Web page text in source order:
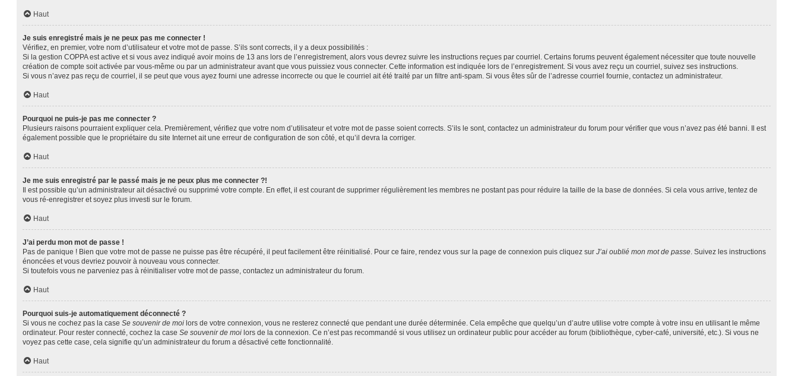
Haut
Je suis enregistré mais je ne peux pas me connecter !
Vérifiez, en premier, votre nom d’utilisateur et votre mot de passe. S’ils sont corrects, il y a deux possibilités :
Si la gestion COPPA est active et si vous avez indiqué avoir moins de 13 ans lors de l’enregistrement, alors vous devrez suivre les instructions reçues par courriel. Certains forums peuvent également nécessiter que toute nouvelle
création de compte soit activée par vous-même ou par un administrateur avant que vous puissiez vous connecter. Cette information est indiquée lors de l’enregistrement. Si vous avez reçu un courriel, suivez ses instructions.
Si vous n’avez pas reçu de courriel, il se peut que vous ayez fourni une adresse incorrecte ou que le courriel ait été traité par un filtre anti-spam. Si vous êtes sûr de l’adresse courriel fournie, contactez un administrateur.
Haut
Pourquoi ne puis-je pas me connecter ?
Plusieurs raisons pourraient expliquer cela. Premièrement, vérifiez que votre nom d’utilisateur et votre mot de passe soient corrects. S’ils le sont, contactez un administrateur du forum pour vérifier que vous n’avez pas été banni. Il est
également possible que le propriétaire du site Internet ait une erreur de configuration de son côté, et qu’il devra la corriger.
Haut
Je me suis enregistré par le passé mais je ne peux plus me connecter ?!
Il est possible qu’un administrateur ait désactivé ou supprimé votre compte. En effet, il est courant de supprimer régulièrement les membres ne postant pas pour réduire la taille de la base de données. Si cela vous arrive, tentez de
vous ré-enregistrer et soyez plus investi sur le forum.
Haut
J’ai perdu mon mot de passe !
Pas de panique ! Bien que votre mot de passe ne puisse pas être récupéré, il peut facilement être réinitialisé. Pour ce faire, rendez vous sur la page de connexion puis cliquez sur J’ai oublié mon mot de passe. Suivez les instructions
énoncées et vous devriez pouvoir à nouveau vous connecter.
Si toutefois vous ne parveniez pas à réinitialiser votre mot de passe, contactez un administrateur du forum.
Haut
Pourquoi suis-je automatiquement déconnecté ?
Si vous ne cochez pas la case Se souvenir de moilors de votre connexion, vous ne resterez connecté que pendant une durée déterminée. Cela empêche que quelqu’un d’autre utilise votre compte à votre insu en utilisant le même
ordinateur. Pour rester connecté, cochez la case Se souvenir de moilors de la connexion. Ce n’est pas recommandé si vous utilisez un ordinateur public pour accéder au forum (bibliothèque, cyber-café, université, etc.). Si vous ne
voyez pas cette case, cela signifie qu’un administrateur du forum a désactivé cette fonctionnalité.
Haut